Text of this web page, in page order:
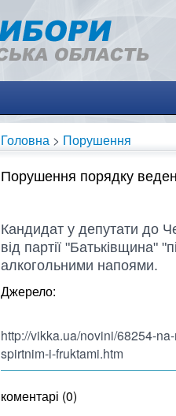
Головна > Порушення
Порушення порядку
Кандидат у депутати до
від партії "Батьківщина"
алкогольними напоями.
Джерело:
http://vikka.ua/novini/68254-
spirtnim-i-fruktami.htm
коментарі (0)